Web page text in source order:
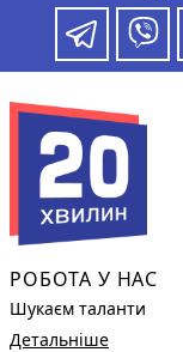
РОБОТА У НАС
Шукаєм таланти
Детальніше